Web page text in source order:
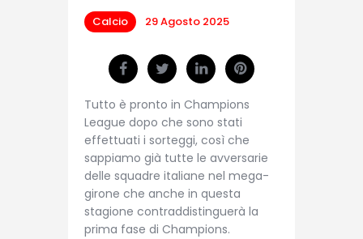
Calcio 29 Agosto 2025
Tutto è pronto in Champions
League dopo che sono stati
effettuati i sorteggi, così che
sappiamo già tutte le avversarie
delle squadre italiane nel mega-
girone che anche in questa
stagione contraddistinguerà la
prima fase di Champions.